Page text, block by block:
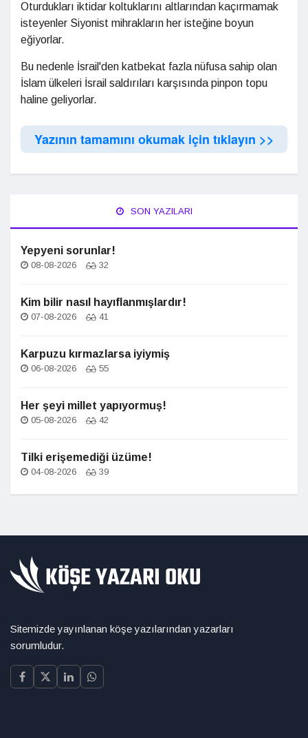
Oturdukları iktidar koltuklarını altlarından kaçırmamak
isteyenler Siyonist mihrakların her isteğine boyun
eğiyorlar.
Bu nedenle İsrail'den katbekat fazla nüfusa sahip olan
İslam ülkeleri İsrail saldırıları karşısında pinpon topu
haline geliyorlar.
Yazının tamamını okumak için tıklayın >>
SON YAZILARI
Yepyeni sorunlar!
08-08-2026 32
Kim bilir nasıl hayıflanmışlardır!
07-08-2026 41
Karpuzu kırmazlarsa iyiymiş
06-08-2026 55
Her şeyi millet yapıyormuş!
05-08-2026 42
Tilki erişemediği üzüme!
04-08-2026 39
Sitemizde yayınlanan köşe yazılarından yazarları
sorumludur.